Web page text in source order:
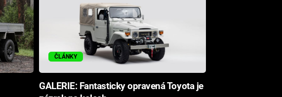
ČLÁNKY
GALERIE: Fantasticky opravená Toyota je